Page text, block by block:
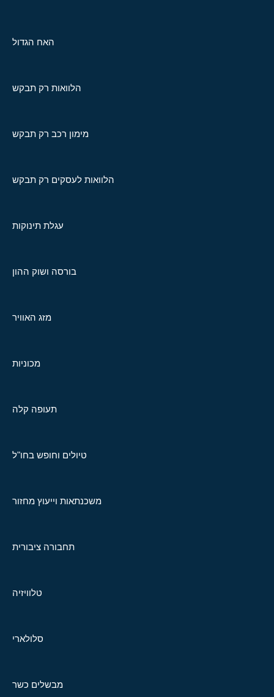
האח הגדול
הלוואות רק תבקש
מימון רכב רק תבקש
הלוואות לעסקים רק תבקש
עגלת תינוקות
בורסה ושוק ההון
מזג האוויר
מכוניות
תעופה קלה
טיולים וחופש בחו"ל
משכנתאות וייעוץ מחזור
תחבורה ציבורית
טלוויזיה
סלולארי
מבשלים כשר